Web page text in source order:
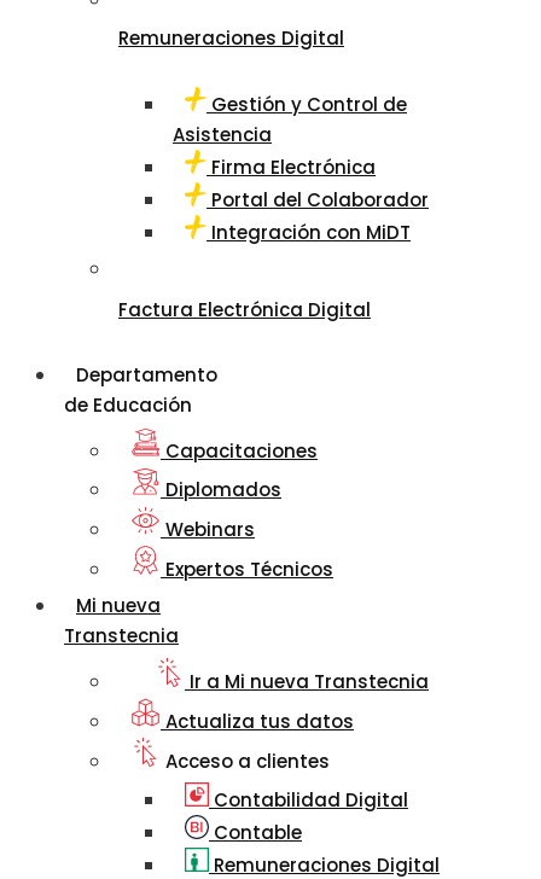
Remuneraciones Digital
Gestión y Control de
Asistencia
Firma Electrónica
Portal del Colaborador
Integración con MiDT
Factura Electrónica Digital
Departamento
de Educación
Capacitaciones
Diplomados
Webinars
Expertos Técnicos
Mi nueva
Transtecnia
Ir a Mi nueva Transtecnia
Actualiza tus datos
Acceso a clientes
Contabilidad Digital
Contable
Remuneraciones Digital